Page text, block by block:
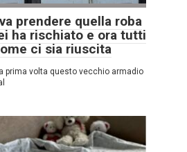
prendere quella roba
ha rischiato e ora tutti
ci sia riuscita
prima volta questo vecchio armadio